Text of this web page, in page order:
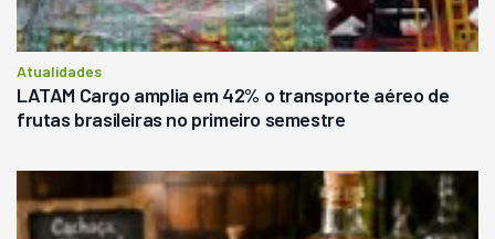
Atualidades
LATAM Cargo amplia em 42% o transporte aéreo de
frutas brasileiras no primeiro semestre